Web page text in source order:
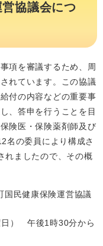
協議会につ
項を審議するため、周
れています。この協議
付の内容などの重要事
、答申を行うことを目
険医・保険薬剤師及び
名の委員により構成さ
れましたので、その概
民健康保険運営協議
） 午後1時30分から